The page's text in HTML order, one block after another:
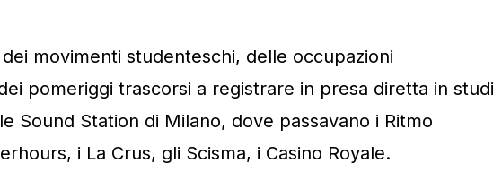
dei movimenti studenteschi, delle occupazioni
pomeriggi trascorsi a registrare in presa diretta in studi
Sound Station di Milano, dove passavano i Ritmo
i La Crus, gli Scisma, i Casino Royale.